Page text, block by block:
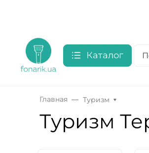
Каталог
Главная Туризм
Туризм